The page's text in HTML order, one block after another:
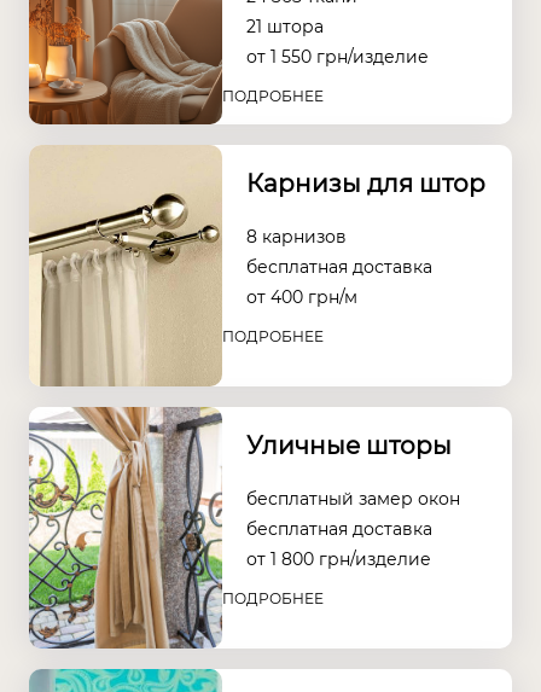
21 штора
от 1 550 грн/изделие
ПОДРОБНЕЕ
Карнизы для штор
8 карнизов
бесплатная доставка
от 400 грн/м
ПОДРОБНЕЕ
Уличные шторы
бесплатный замер окон
бесплатная доставка
от 1 800 грн/изделие
ПОДРОБНЕЕ